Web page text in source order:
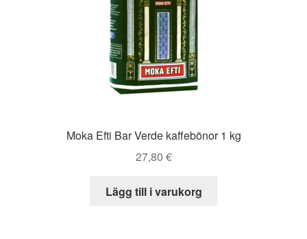
Moka Efti Bar Verde kaffebönor 1 kg
27,80 €
Lägg till i varukorg